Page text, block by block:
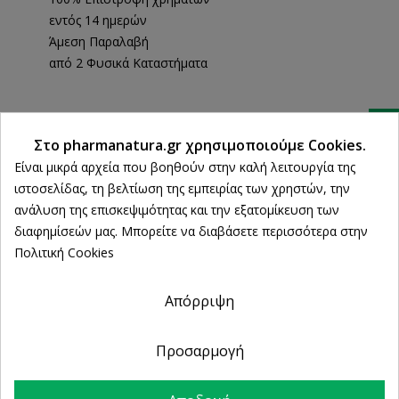
εντός 14 ημερών
Άμεση Παραλαβή
από 2 Φυσικά Καταστήματα
ΠΕΡΙΓΡΑΦΉ
ΛΕΠΤΟΜΈΡΕΙΕΣ ΠΡΟΪΌΝΤΟΣ
ΤΥΠΟΣ ΔΕΡΜΑΤΟΣ / ΑΝΑΓΚΗ
Το EFFACLAR GEL καθαρίζει απαλά το δέρμα χάρη στα
σέβονται το ευαίσθητο δέρμα. Απομακρύνει τα ξένα σώματα
και το πλεονάζον σμήγμα, αφήνοντας το δέρμα καθαρό και
Στο pharmanatura.gr χρησιμοποιούμε Cookies.
Είναι μικρά αρχεία που βοηθούν στην καλή λειτουργία της
ιστοσελίδας, τη βελτίωση της εμπειρίας των χρηστών, την
ανάλυση της επισκεψιμότητας και την εξατομίκευση των
διαφημίσεών μας. Μπορείτε να διαβάσετε περισσότερα στην
Πολιτική Cookies
Απόρριψη
Προσαρμογή